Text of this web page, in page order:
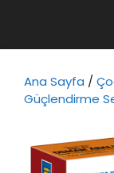
Ana Sayfa /
Güçlendirme